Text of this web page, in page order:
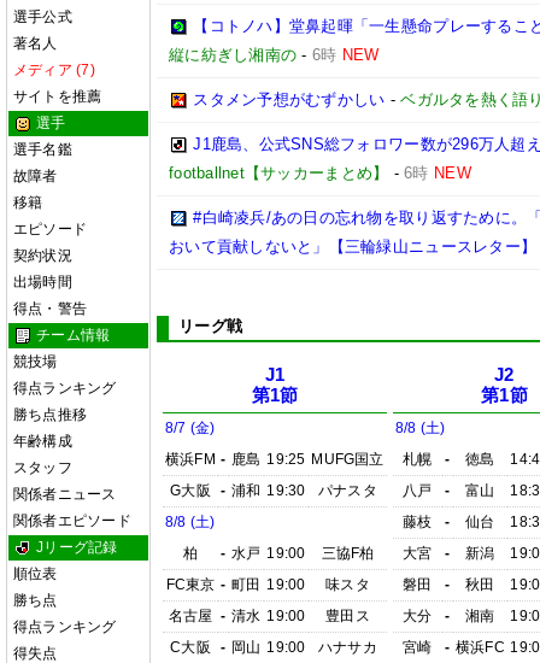
選手公式
著名人
メディア (7)
サイトを推薦
選手
選手名鑑
故障者
移籍
エピソード
契約状況
出場時間
得点・警告
チーム情報
競技場
得点ランキング
勝ち点推移
年齢構成
スタッフ
関係者ニュース
関係者エピソード
Jリーグ記録
順位表
勝ち点
得点ランキング
得失点
【コトノハ】堂鼻起暉「一生懸命プレーする
縦に紡ぎし湘南の - 6時 NEW
スタメン予想がむずかしい -ベガルタを熱く語
J1鹿島、公式SNS総フォロワー数が296万人超
footballnet【サッカーまとめ】
-6時 NEW
#白崎凌兵/あの日の忘れ物を取り返すために。
おいて貢献しないと」【三輪緑山ニュースレター】
リーグ戦
J1
第1節
8/7 (金)
横浜FM - 鹿島 19:25 MUFG国立
G大阪
- 浦和 19:30
パナスタ
8/8 (土)
柏
- 水戸 19:00
三協F柏
FC東京 - 町田 19:00
味スタ
名古屋 - 清水 19:00
豊田ス
C大阪
- 岡山 19:00
ハナサカ
J2
第1節
8/8 (土)
札幌
- 徳島
八戸
- 富山
藤枝
- 仙台
大宮
- 新潟
磐田
- 秋田
大分
- 湘南
宮崎
- 横浜FC